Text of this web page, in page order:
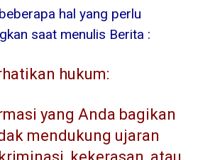
hal yang perlu
saat menulis Berita :
hukum:
yang Anda bagikan
mendukung ujaran